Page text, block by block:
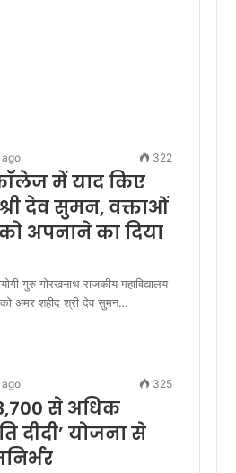
322
कॉलेज में याद किए
देव सुमन, वक्ताओं
अपनाने का दिया
गुरु गोरखनाथ राजकीय महाविद्यालय
को अमर शहीद श्री देव सुमन…
325
से अधिक
दीदी’ योजना से